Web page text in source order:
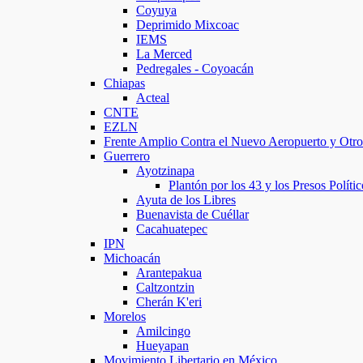
Coyuya
Deprimido Mixcoac
IEMS
La Merced
Pedregales - Coyoacán
Chiapas
Acteal
CNTE
EZLN
Frente Amplio Contra el Nuevo Aeropuerto y
Guerrero
Ayotzinapa
Plantón por los 43 y los Presos
Ayuta de los Libres
Buenavista de Cuéllar
Cacahuatepec
IPN
Michoacán
Arantepakua
Caltzontzin
Cherán K'eri
Morelos
Amilcingo
Hueyapan